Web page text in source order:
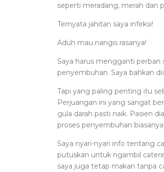
seperti meradang, merah dan
Ternyata jahitan saya infeksi!
Aduh mau nangis rasanya!
Saya harus mengganti perban
penyembuhan. Saya bahkan
Tapi yang paling penting itu
Perjuangan ini yang sangat
gula darah pasti naik. Pasien
proses penyembuhan
Saya nyari-nyari info tentang
putuskan untuk ngambil
saya juga tetap makan tanpa